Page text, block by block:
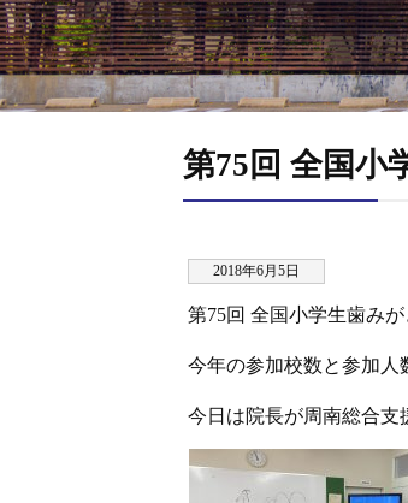
第75回 全国小
2018年6月5日
第75回 全国小学生歯み
今年の参加校数と参加人
今日は院長が周南総合支